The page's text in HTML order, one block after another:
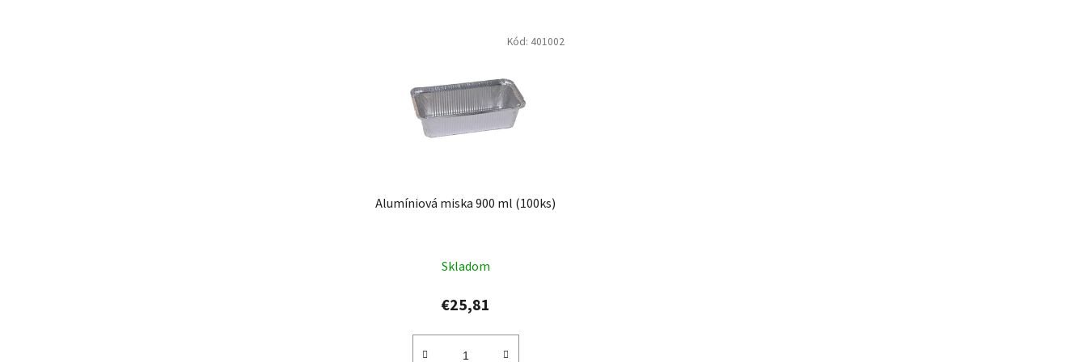
Alumíniová miska 900 ml (100ks)
Skladom
€25,81
Kód: 401002